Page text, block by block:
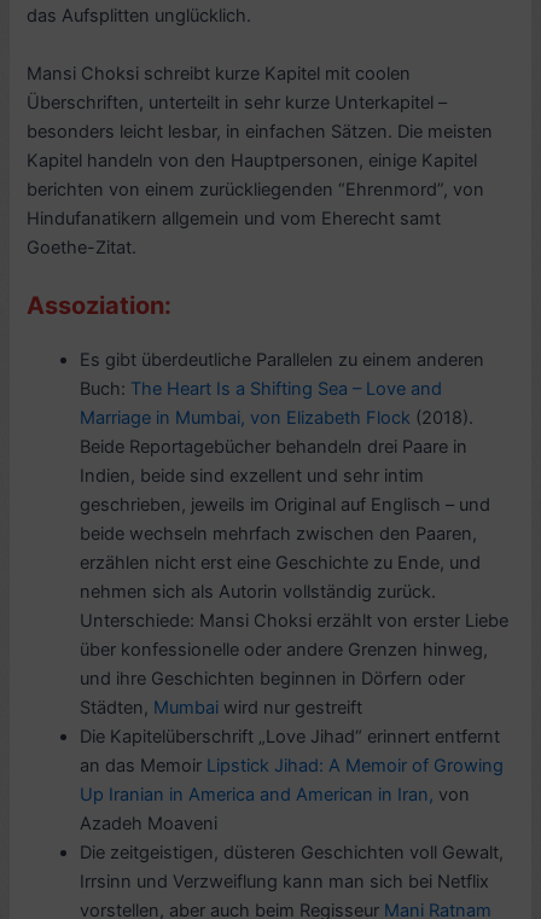
das Aufsplitten unglücklich.
Mansi Choksi schreibt kurze Kapitel mit coolen
Überschriften, unterteilt in sehr kurze Unterkapitel –
besonders leicht lesbar, in einfachen Sätzen. Die meisten
Kapitel handeln von den Hauptpersonen, einige Kapitel
berichten von einem zurückliegenden “Ehrenmord”, von
Hindufanatikern allgemein und vom Eherecht samt
Goethe-Zitat.
Assoziation:
Es gibt überdeutliche Parallelen zu einem anderen
Buch: The Heart Is a Shifting Sea – Love and
Marriage in Mumbai, von Elizabeth Flock (2018).
Beide Reportagebücher behandeln drei Paare in
Indien, beide sind exzellent und sehr intim
geschrieben, jeweils im Original auf Englisch – und
beide wechseln mehrfach zwischen den Paaren,
erzählen nicht erst eine Geschichte zu Ende, und
nehmen sich als Autorin vollständig zurück.
Unterschiede: Mansi Choksi erzählt von erster Liebe
über konfessionelle oder andere Grenzen hinweg,
und ihre Geschichten beginnen in Dörfern oder
Städten, Mumbai wird nur gestreift
Die Kapitelüberschrift „Love Jihad“ erinnert entfernt
an das Memoir Lipstick Jihad: A Memoir of Growing
Up Iranian in America and American in Iran, von
Azadeh Moaveni
Die zeitgeistigen, düsteren Geschichten voll Gewalt,
Irrsinn und Verzweiflung kann man sich bei Netflix
vorstellen, aber auch beim Regisseur Mani Ratnam